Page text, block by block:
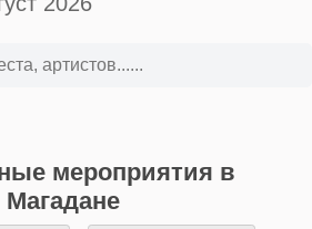
мероприятия в
Магадане